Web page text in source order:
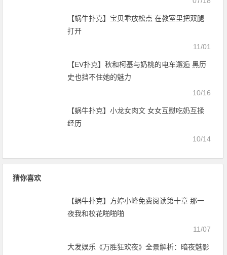
【蜗牛扑克】宝贝乖放松点 在教室里把双腿
打开
11/01
【EV扑克】秋和柯基与奶桃的电车邂逅 黑历
史也挡不住她的魅力
10/16
【蜗牛扑克】小龙女肉文 女女互慰吃奶互揉
经历
10/14
猜你喜欢
【蜗牛扑克】方婷小峰免费阅读第十章 那一
夜我和校花啪啪啪
11/07
大发娱乐《万胜狂欢夜》全景解析：暗夜魅影